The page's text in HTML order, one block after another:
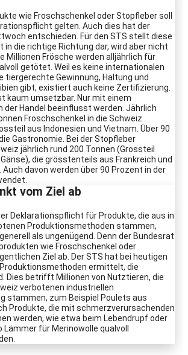
wie Froschschenkel oder Stopfleber soll
gelten. Auch dies hat der
entschieden. Für den STS stellt diese
in die richtige Richtung dar, wird aber nicht
Millionen Frösche werden alljährlich für
getötet. Weil es keine internationalen
tiergerechte Gewinnung, Haltung und
gibt, existiert auch keine Zertifizierung.
kaum umsetzbar. Nur mit einem
der Handel beeinflusst werden. Jährlich
Froschschenkel in die Schweiz
aus Indonesien und Vietnam. Über 90
Gastronomie. Bei der Stopfleber
jährlich rund 200 Tonnen (Grossteil
die grösstenteils aus Frankreich und
davon werden über 90 Prozent in der
vom Ziel ab
Deklarationspflicht für Produkte, die aus in
Produktionsmethoden stammen,
als ungenügend. Denn der Bundesrat
wie Froschschenkel oder
Ziel ab. Der STS hat bei heutigen
ermittelt, die
Dies betrifft Millionen von Nutztieren, die
verbotenen industriellen
stammen, zum Beispiel Poulets aus
Produkte, die mit schmerzverursachenden
werden, wie etwa beim Lebendrupf oder
Lämmer für Merinowolle qualvoll